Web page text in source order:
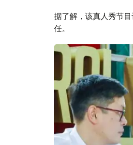
据了解，该真人秀节
任。